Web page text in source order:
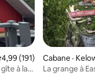
moyenne de 4,99 sur
4,99 (191)
à la
Cabane ·
La grange à